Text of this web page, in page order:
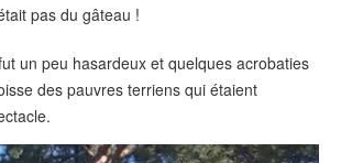
pas du gâteau !
un peu hasardeux et quelques acrobaties
des pauvres terriens qui étaient